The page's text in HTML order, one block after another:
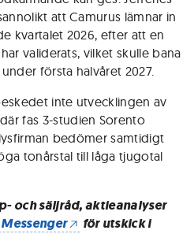
att Camurus lämnar in
kvartalet 2026, efter att en
validerats, vilket skulle bana
första halvåret 2027.
inte utvecklingen av
fas 3-studien Sorento
bedömer samtidigt
tonårstal till låga tjugotal
och säljråd, aktieanalyser
för utskick i